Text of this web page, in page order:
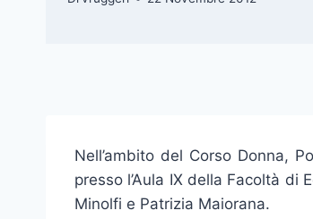
Nell’ambito del Corso Donna,
presso l’Aula IX della Facoltà di
Minolfi e Patrizia Maiorana.